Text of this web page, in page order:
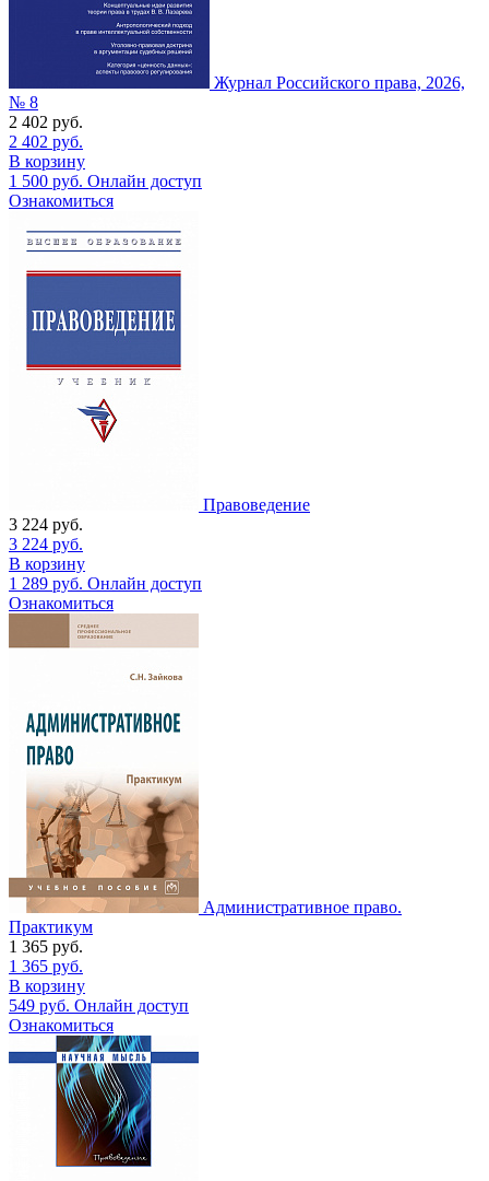
Журнал Российского права, 2026,
№ 8
2 402 руб.
2 402 руб.
В корзину
1 500 руб. Онлайн доступ
Ознакомиться
Правоведение
3 224 руб.
3 224 руб.
В корзину
1 289 руб. Онлайн доступ
Ознакомиться
Административное право.
Практикум
1 365 руб.
1 365 руб.
В корзину
549 руб. Онлайн доступ
Ознакомиться